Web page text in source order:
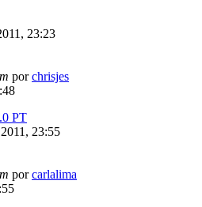
23:23
porchrisjes
PT
23:55
porcarlalima